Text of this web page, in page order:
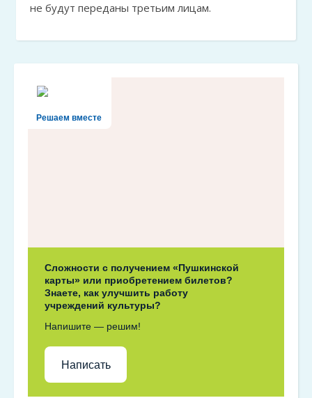
не будут переданы третьим лицам.
Решаем вместе
Сложности с получением «Пушкинской
карты» или приобретением билетов?
Знаете, как улучшить работу
учреждений культуры?
Напишите — решим!
Написать